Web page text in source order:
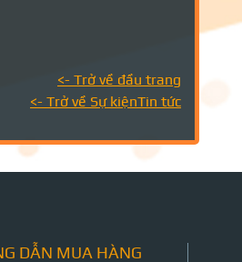
<- Trở về đầu trang
<- Trở về Sự kiệnTin tức
DẪN MUA HÀNG